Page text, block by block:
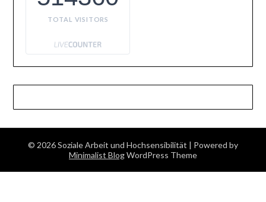
TOTAL VISITORS
© 2026 Soziale Arbeit und Hochsensibilität | Powered by
Minimalist BlogWordPress Theme